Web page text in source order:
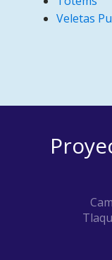
Veletas